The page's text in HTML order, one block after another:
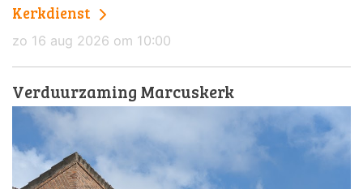
Kerkdienst
zo 16 aug 2026 om 10:00
Verduurzaming Marcuskerk